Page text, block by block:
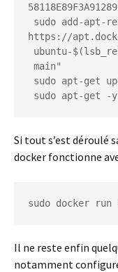
https://
sudo apt-get -
Si tout s’est déroulé
docker fonctionne
sudo docker
Il ne reste enfin
notamment